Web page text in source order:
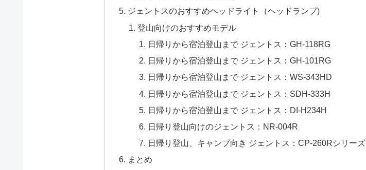
ジェントスのおすすめヘッドライト（ヘッドランプ)
登山向けのおすすめモデル
日帰りから宿泊登山まで ジェントス：GH-118RG
日帰りから宿泊登山まで ジェントス：GH-101RG
日帰りから宿泊登山まで ジェントス：WS-343HD
日帰りから宿泊登山まで ジェントス：SDH-333H
日帰りから宿泊登山まで ジェントス：DI-H234H
日帰り登山向けのジェントス：NR-004R
日帰り登山、キャンプ向き ジェントス：CP-260Rシリーズ
まとめ